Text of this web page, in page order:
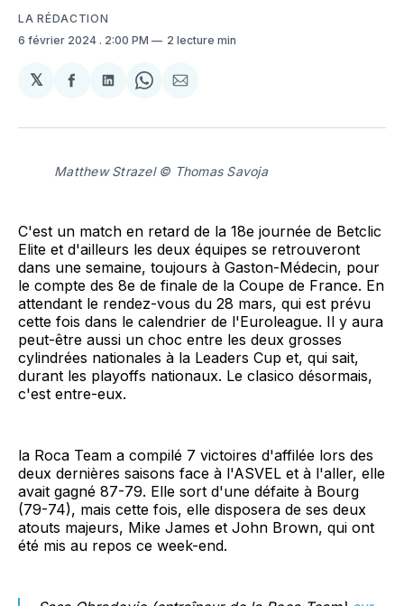
LA RÉDACTION
6 février 2024 . 2:00 PM 2 lecture min
𝕏
Partager
Facebook
Partager
LinkedIn
Share
WhatsApp
Partager
Courriel
Matthew Strazel © Thomas Savoja
C'est un match en retard de la 18e journée de Betclic
Elite et d'ailleurs les deux équipes se retrouveront
dans une semaine, toujours à Gaston-Médecin, pour
le compte des 8e de finale de la Coupe de France. En
attendant le rendez-vous du 28 mars, qui est prévu
cette fois dans le calendrier de l'Euroleague. Il y aura
peut-être aussi un choc entre les deux grosses
cylindrées nationales à la Leaders Cup et, qui sait,
durant les playoffs nationaux. Le clasico désormais,
c'est entre-eux.
la Roca Team a compilé 7 victoires d'affilée lors des
deux dernières saisons face à l'ASVEL et à l'aller, elle
avait gagné 87-79. Elle sort d'une défaite à Bourg
(79-74), mais cette fois, elle disposera de ses deux
atouts majeurs, Mike James et John Brown, qui ont
été mis au repos ce week-end.